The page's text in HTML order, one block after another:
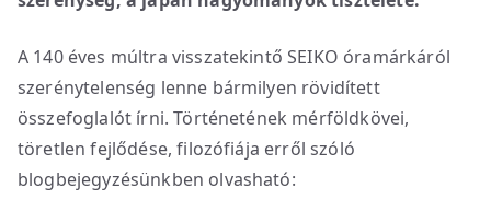
A 140 éves múltra visszatekintő SEIKO óramárkáról
szerénytelenség lenne bármilyen rövidített
összefoglalót írni. Történetének mérföldkövei,
töretlen fejlődése, filozófiája erről szóló
blogbejegyzésünkben olvasható: